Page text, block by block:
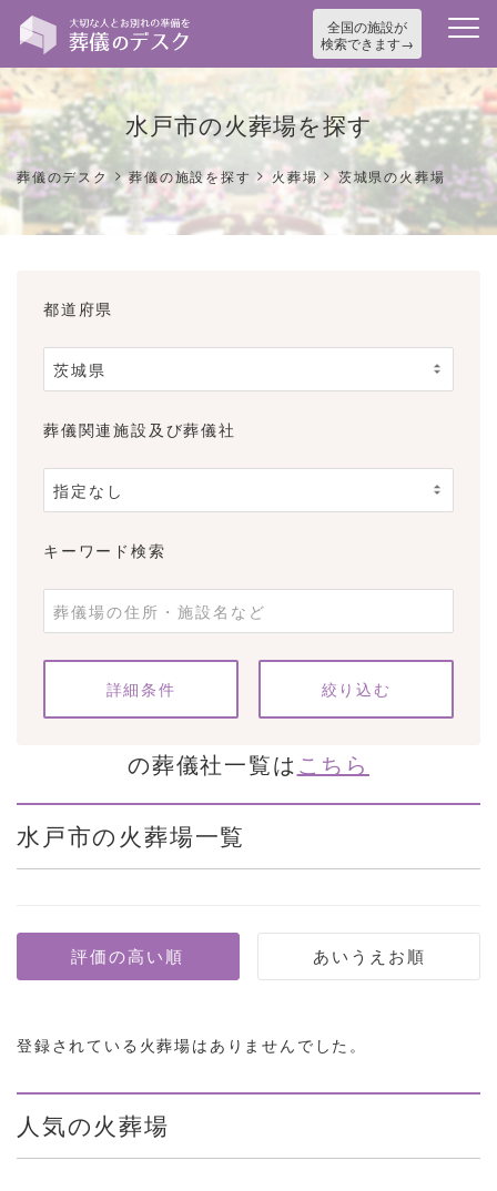
全国の施設が
検索できます
水戸市の火葬場を探す
葬儀のデスク >葬儀の施設を探す > 火葬場>茨城県の火葬場
都道府県
葬儀関連施設及び葬儀社
キーワード検索
条件をクリア
詳細条件
の葬儀社一覧は こちら
水戸市の火葬場一覧
登録されている火葬場はありませんでした。
人気の火葬場